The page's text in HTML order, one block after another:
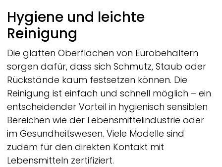
Hygiene und leichte
Reinigung
Die glatten Oberflächen von Eurobehältern
sorgen dafür, dass sich Schmutz, Staub oder
Rückstände kaum festsetzen können. Die
Reinigung ist einfach und schnell möglich – ein
entscheidender Vorteil in hygienisch sensiblen
Bereichen wie der Lebensmittelindustrie oder
im Gesundheitswesen. Viele Modelle sind
zudem für den direkten Kontakt mit
Lebensmitteln zertifiziert.